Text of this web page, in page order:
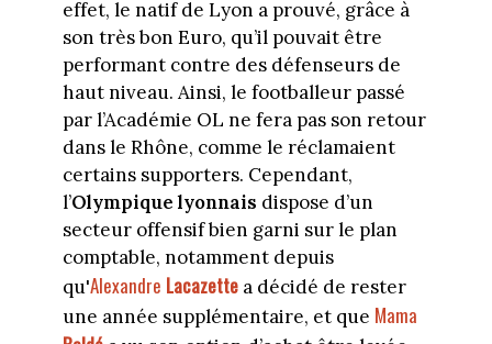
effet, le natif de Lyon a prouvé, grâce à
son très bon Euro, qu’il pouvait être
performant contre des défenseurs de
haut niveau. Ainsi, le footballeur passé
par l’Académie OL ne fera pas son retour
dans le Rhône, comme le réclamaient
certains supporters. Cependant,
l’Olympique lyonnais dispose d’un
secteur offensif bien garni sur le plan
comptable, notamment depuis
qu'Alexandre Lacazettea décidé de rester
une année supplémentaire, et que Mama